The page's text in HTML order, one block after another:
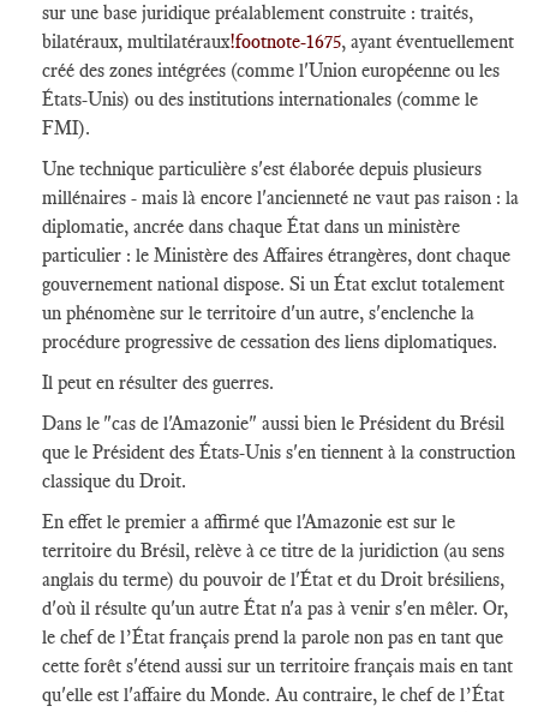
sur une base juridique préalablement construite : traités,
bilatéraux, multilatéraux!footnote-1675, ayant éventuellement
créé des zones intégrées (comme l'Union européenne ou les
États-Unis) ou des institutions internationales (comme le
FMI).
Une technique particulière s'est élaborée depuis plusieurs
millénaires - mais là encore l'ancienneté ne vaut pas raison : la
diplomatie, ancrée dans chaque État dans un ministère
particulier : le Ministère des Affaires étrangères, dont chaque
gouvernement national dispose. Si un État exclut totalement
un phénomène sur le territoire d'un autre, s'enclenche la
procédure progressive de cessation des liens diplomatiques.
Il peut en résulter des guerres.
Dans le "cas de l'Amazonie" aussi bien le Président du Brésil
que le Président des États-Unis s'en tiennent à la construction
classique du Droit.
En effet le premier a affirmé que l'Amazonie est sur le
territoire du Brésil, relève à ce titre de la juridiction (au sens
anglais du terme) du pouvoir de l'État et du Droit brésiliens,
d'où il résulte qu'un autre État n'a pas à venir s'en mêler. Or,
le chef de l’État français prend la parole non pas en tant que
cette forêt s'étend aussi sur un territoire français mais en tant
qu'elle est l'affaire du Monde. Au contraire, le chef de l’État